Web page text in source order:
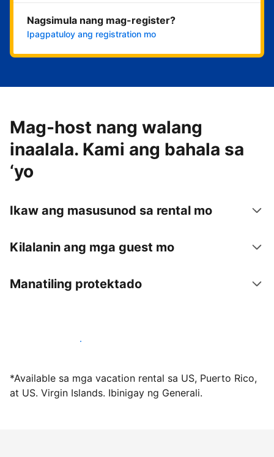
Nagsimula nang mag-register?
Ipagpatuloy ang registration mo
Mag-host nang walang
inaalala. Kami ang bahala sa
‘yo
Ikaw ang masusunod sa rental mo
Kilalanin ang mga guest mo
Manatiling protektado
Mag-host sa amin ngayon
*Available sa mga vacation rental sa US, Puerto Rico,
at US. Virgin Islands. Ibinigay ng Generali.